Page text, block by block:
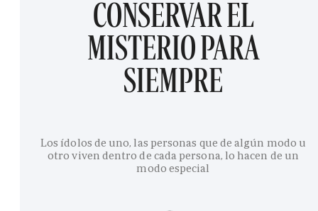
CONSERVAR EL
MISTERIO PARA
SIEMPRE
Los ídolos de uno, las personas que de algún modo u
otro viven dentro de cada persona, lo hacen de un
modo especial